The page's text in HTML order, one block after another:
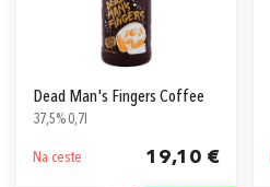
Dead Man's Fingers Coffee
37,5% 0,7l
Na ceste 19,10 €